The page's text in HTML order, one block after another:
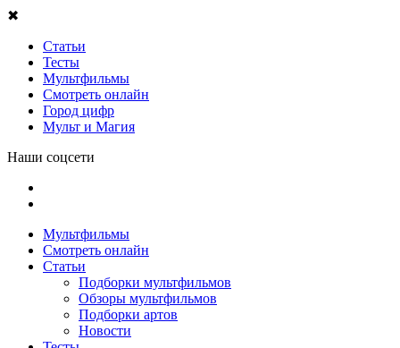
✖
Статьи
Тесты
Мультфильмы
Смотреть онлайн
Город цифр
Мульт и Магия
Наши соцсети
Мультфильмы
Смотреть онлайн
Статьи
Подборки мультфильмов
Обзоры мультфильмов
Подборки артов
Новости